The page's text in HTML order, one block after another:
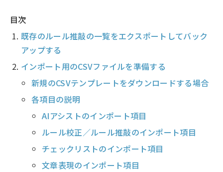
目次
既存のルール推敲の一覧をエクスポートしてバック
アップする
インポート用のCSVファイルを準備する
新規のCSVテンプレートをダウンロードする場合
各項目の説明
AIアシストのインポート項目
ルール校正／ルール推敲のインポート項目
チェックリストのインポート項目
文章表現のインポート項目